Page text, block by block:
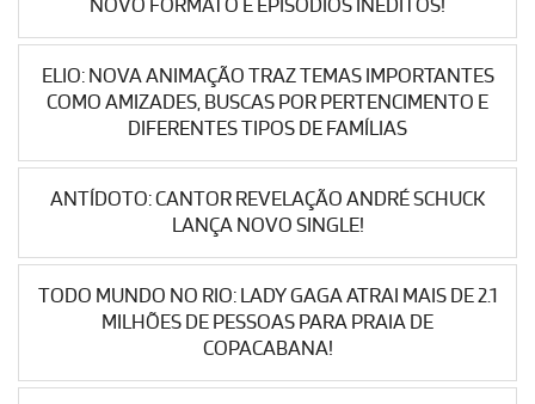
NOVO FORMATO E EPISÓDIOS INÉDITOS!
ELIO: NOVA ANIMAÇÃO TRAZ TEMAS IMPORTANTES
COMO AMIZADES, BUSCAS POR PERTENCIMENTO E
DIFERENTES TIPOS DE FAMÍLIAS
ANTÍDOTO: CANTOR REVELAÇÃO ANDRÉ SCHUCK
LANÇA NOVO SINGLE!
TODO MUNDO NO RIO: LADY GAGA ATRAI MAIS DE 2.1
MILHÕES DE PESSOAS PARA PRAIA DE
COPACABANA!